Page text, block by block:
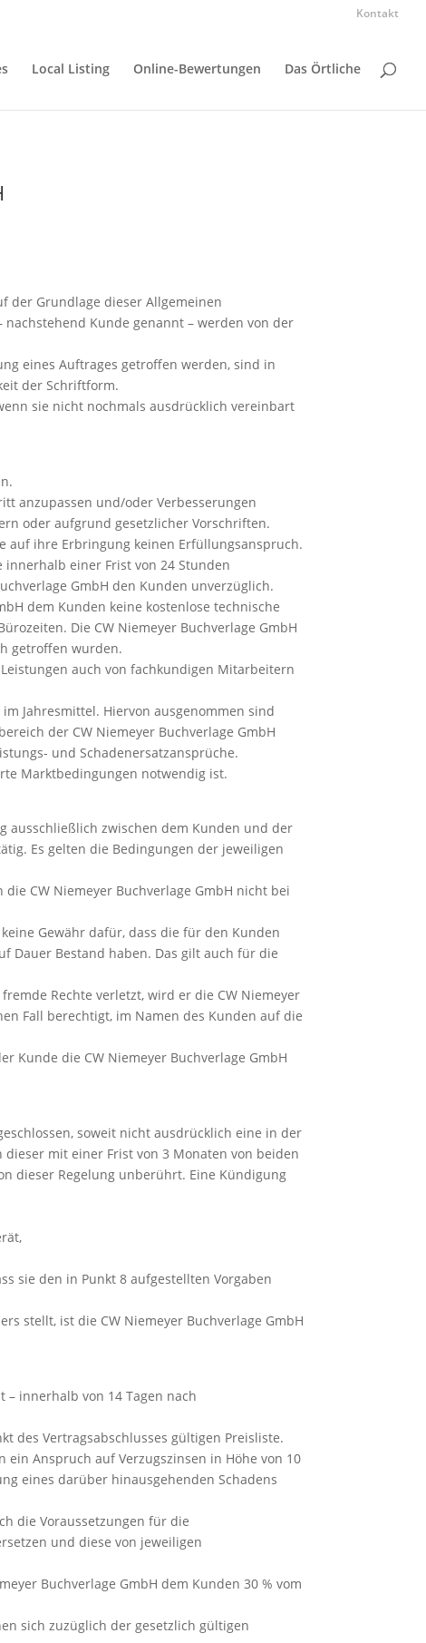
Kontakt
Local Listing Online-Bewertungen Das Örtliche
der Grundlage dieser Allgemeinen
Kunde genannt – werden von der
eines Auftrages getroffen werden, sind in
der Schriftform.
sie nicht nochmals ausdrücklich vereinbart
anzupassen und/oder Verbesserungen
oder aufgrund gesetzlicher Vorschriften.
auf ihre Erbringung keinen Erfüllungsanspruch.
innerhalb einer Frist von 24 Stunden
GmbH den Kunden unverzüglich.
dem Kunden keine kostenlose technische
Die CW Niemeyer Buchverlage GmbH
getroffen wurden.
auch von fachkundigen Mitarbeitern
Jahresmittel. Hiervon ausgenommen sind
der CW Niemeyer Buchverlage GmbH
und Schadenersatzansprüche.
Marktbedingungen notwendig ist.
ausschließlich zwischen dem Kunden und der
Es gelten die Bedingungen der jeweiligen
CW Niemeyer Buchverlage GmbH nicht bei
Gewähr dafür, dass die für den Kunden
Dauer Bestand haben. Das gilt auch für die
Rechte verletzt, wird er die CW Niemeyer
Fall berechtigt, im Namen des Kunden auf die
Kunde die CW Niemeyer Buchverlage GmbH
soweit nicht ausdrücklich eine in der
mit einer Frist von 3 Monaten von beiden
dieser Regelung unberührt. Eine Kündigung
sie den in Punkt 8 aufgestellten Vorgaben
stellt, ist die CW Niemeyer Buchverlage GmbH
innerhalb von 14 Tagen nach
des Vertragsabschlusses gültigen Preisliste.
Anspruch auf Verzugszinsen in Höhe von 10
eines darüber hinausgehenden Schadens
die Voraussetzungen für die
und diese von jeweiligen
Buchverlage GmbH dem Kunden 30 % vom
sich zuzüglich der gesetzlich gültigen